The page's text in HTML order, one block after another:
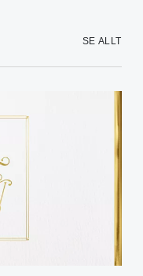
SE ALLT